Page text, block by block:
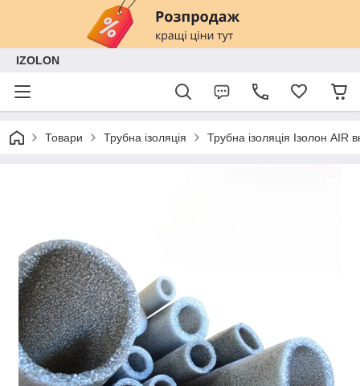
IZOLON
Товари Трубна ізоляція Трубна ізоляція Ізолон AIR